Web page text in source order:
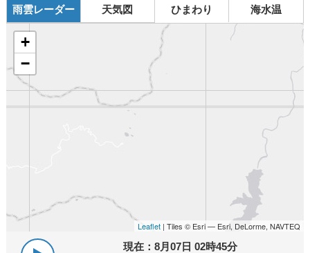
雨雲レーダー 天気図 ひまわり 海水温
+
−
Leaflet | Tiles © Esri — Esri, DeLorme, NAVTEQ
現在：8月07日 02時45分